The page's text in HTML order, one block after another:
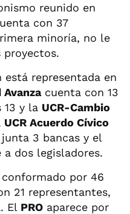
reunido en
con 37
minoría, no le
proyectos.
representada en
cuenta con 13
13 y la UCR-Cambio
UCR Acuerdo Cívico
3 bancas y el
dos legisladores.
por 46
21 representantes,
El PRO aparece por